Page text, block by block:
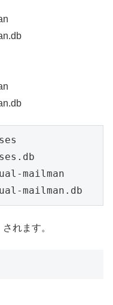
db
mailman
れます。